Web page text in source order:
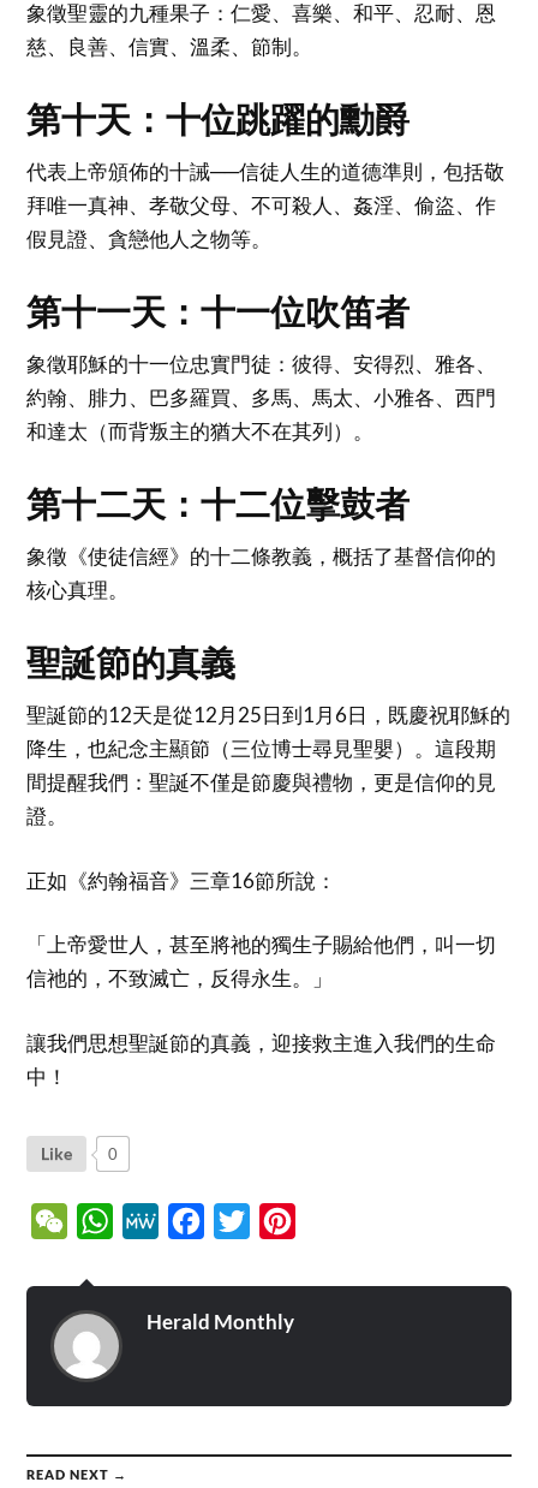
象徵聖靈的九種果子：仁愛、喜樂、和平、忍耐、恩
慈、良善、信實、溫柔、節制。
第十天：十位跳躍的勳爵
代表上帝頒佈的十誡──信徒人生的道德準則，包括敬
拜唯一真神、孝敬父母、不可殺人、姦淫、偷盜、作
假見證、貪戀他人之物等。
第十一天：十一位吹笛者
象徵耶穌的十一位忠實門徒：彼得、安得烈、雅各、
約翰、腓力、巴多羅買、多馬、馬太、小雅各、西門
和達太（而背叛主的猶大不在其列）。
第十二天：十二位擊鼓者
象徵《使徒信經》的十二條教義，概括了基督信仰的
核心真理。
聖誕節的真義
聖誕節的12天是從12月25日到1月6日，既慶祝耶穌的
降生，也紀念主顯節（三位博士尋見聖嬰）。這段期
間提醒我們：聖誕不僅是節慶與禮物，更是信仰的見
證。
正如《約翰福音》三章16節所說：
「上帝愛世人，甚至將祂的獨生子賜給他們，叫一切
信祂的，不致滅亡，反得永生。」
讓我們思想聖誕節的真義，迎接救主進入我們的生命
中！
Like 0
WeChatWhatsApp
MeWe Facebook
Twitter
Herald Monthly
READ NEXT →